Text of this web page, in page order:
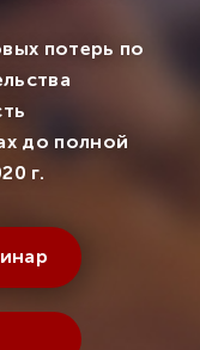
потерь по
до полной
г.